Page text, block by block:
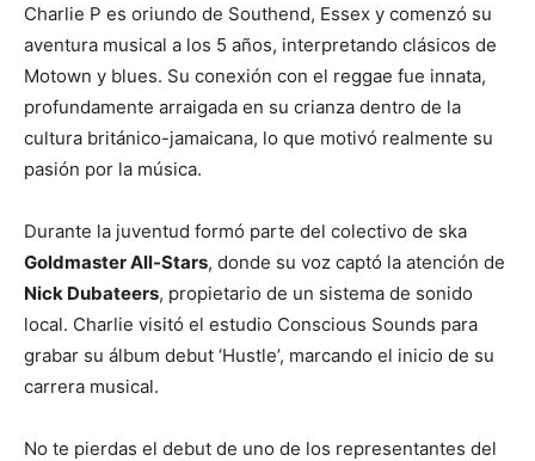
Charlie P es oriundo de Southend, Essex y comenzó su
aventura musical a los 5 años, interpretando clásicos de
Motown y blues. Su conexión con el reggae fue innata,
profundamente arraigada en su crianza dentro de la
cultura británico-jamaicana, lo que motivó realmente su
pasión por la música.
Durante la juventud formó parte del colectivo de ska
Goldmaster All-Stars, donde su voz captó la atención de
Nick Dubateers, propietario de un sistema de sonido
local. Charlie visitó el estudio Conscious Sounds para
grabar su álbum debut ‘Hustle’, marcando el inicio de su
carrera musical.
No te pierdas el debut de uno de los representantes del